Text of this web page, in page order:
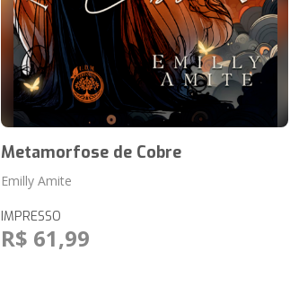
Metamorfose de Cobre
Emilly Amite
IMPRESSO
R$ 61,99